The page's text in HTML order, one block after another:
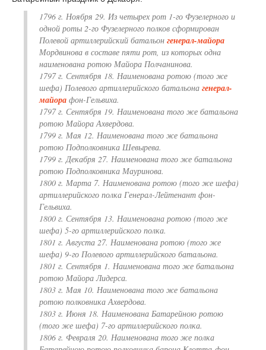
1796 г. Ноября 29. Из четырех рот 1-го Фузелерного и
одной роты 2-го Фузелерного полков сформирован
Полевой артиллерийский батальон генерал-майора
Мордвинова в составе пяти рот, из которых одна
наименована ротою Майора Полчанинова.
1797 г. Сентября 18. Наименована ротою (того же
шефа) Полевого артиллерийского батальона генерал-
майора фон-Гельвиха.
1797 г. Сентября 19. Наименована того же батальона
ротою Майора Ахвердова.
1799 г. Мая 12. Наименована того же батальона
ротою Подполковника Шевырева.
1799 г. Декабря 27. Наименована того же батальона
ротою Подполковника Мауринова.
1800 г. Марта 7. Наименована ротою (того же шефа)
артиллерийского полка Генерал-Лейтенант фон-
Гельвиха.
1800 г. Сентября 13. Наименована ротою (того же
шефа) 5-го артиллерийского полка.
1801 г. Августа 27. Наименована ротою (того же
шефа) 9-го Полевого артиллерийского батальона.
1801 г. Сентября 1. Наименована того же батальона
ротою Майора Лидерса.
1803 г. Мая 10. Наименована того же батальона
ротою полковника Ахвердова.
1803 г. Июня 18. Наименована Батарейною ротою
(того же шефа) 7-го артиллерийского полка.
1806 г. Февраля 20. Наименована того же полка